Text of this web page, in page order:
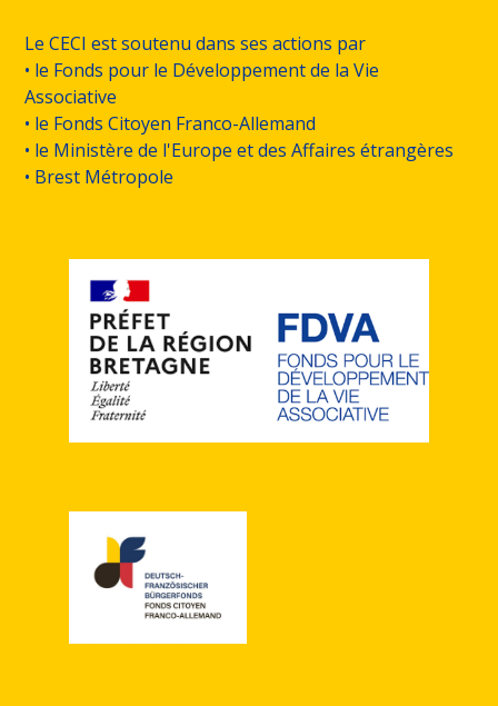
Le CECI est soutenu dans ses actions par
• le Fonds pour le Développement de la Vie
Associative
• le Fonds Citoyen Franco-Allemand
• le Ministère de l'Europe et des Affaires étrangères
• Brest Métropole